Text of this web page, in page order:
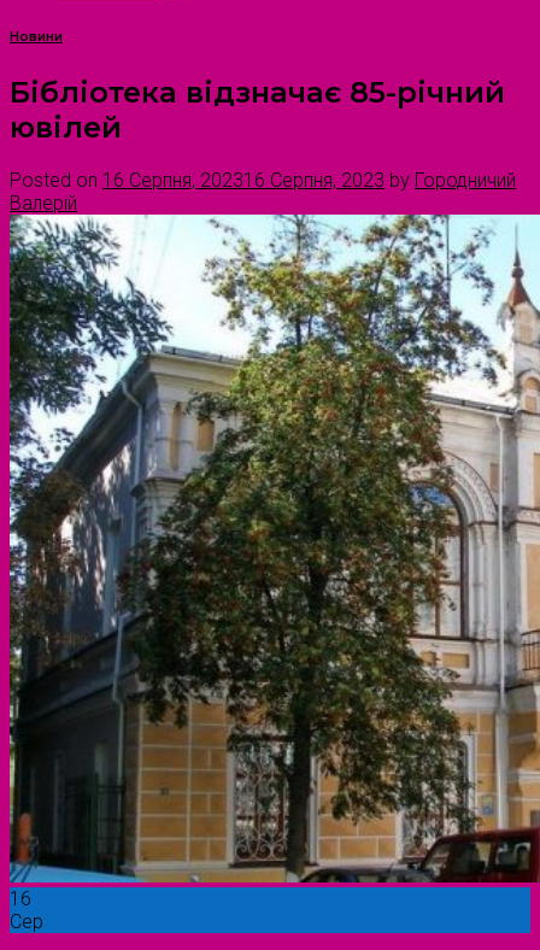
Новини
Бібліотека відзначає 85-річний
ювілей
Posted on 16 Серпня, 202316 Серпня, 2023 by Городничий
Валерій
16
Сер